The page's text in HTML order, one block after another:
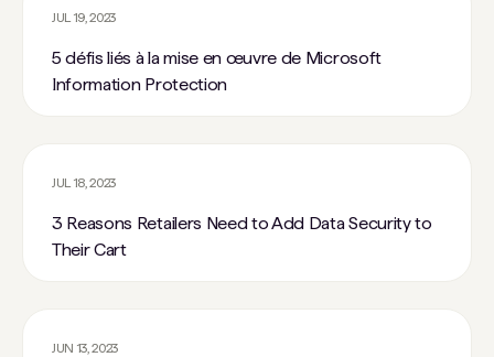
JUL 19, 2023
5 défis liés à la mise en œuvre de Microsoft
Information Protection
JUL 18, 2023
3 Reasons Retailers Need to Add Data Security to
Their Cart
JUN 13, 2023